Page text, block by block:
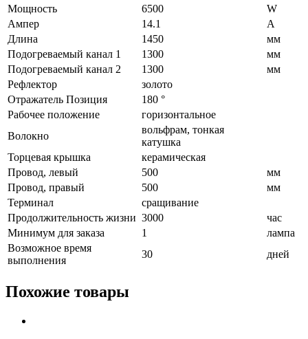
Мощность
6500
W
Ампер
14.1
A
Длина
1450
мм
Подогреваемый канал 1
1300
мм
Подогреваемый канал 2
1300
мм
Рефлектор
золото
Отражатель Позиция
180 °
Рабочее положение
горизонтальное
Волокно
вольфрам, тонкая
катушка
Торцевая крышка
керамическая
Провод, левый
500
мм
Провод, правый
500
мм
Терминал
сращивание
Продолжительность жизни 3000
час
Минимум для заказа
1
лампа
Возможное время
выполнения
30 дней
Похожие товары